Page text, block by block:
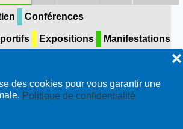
des cookies pour vous garantir une
Politique de confidentialité
❌
Conférences
Expositions Manifestations